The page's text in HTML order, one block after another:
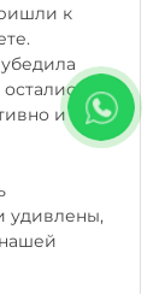
к
и
удивлены,